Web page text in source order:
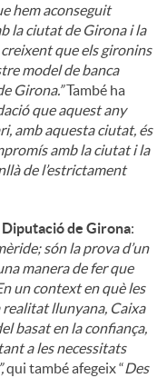
hem aconseguit
la ciutat de Girona i la
que els gironins
model de banca
Girona.”També ha
que aquest any
amb aquesta ciutat, és
amb la ciutat i la
de l’estrictament
de Girona:
són la prova d’un
manera de fer que
un context en què les
realitat llunyana, Caixa
basat en la confiança,
a les necessitats
qui també afegeix “Des